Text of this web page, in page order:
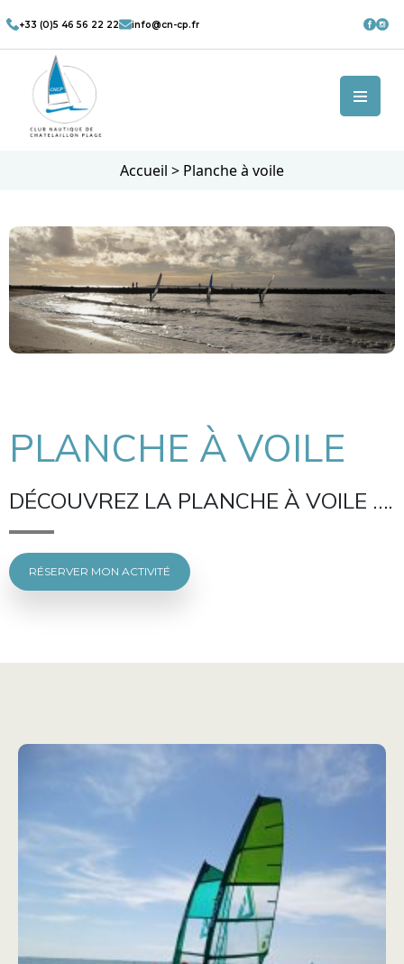
+33 (0)5 46 56 22 22 info@cn-cp.fr
Accueil > Planche à voile
PLANCHE À VOILE
DÉCOUVREZ LA PLANCHE À VOILE ….
RÉSERVER MON ACTIVITÉ